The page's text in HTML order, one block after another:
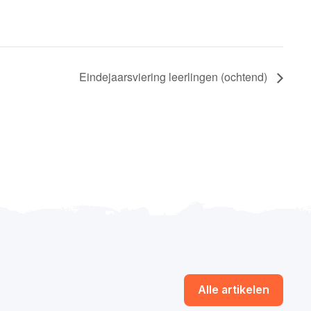
Eindejaarsviering leerlingen (ochtend)
Alle artikelen